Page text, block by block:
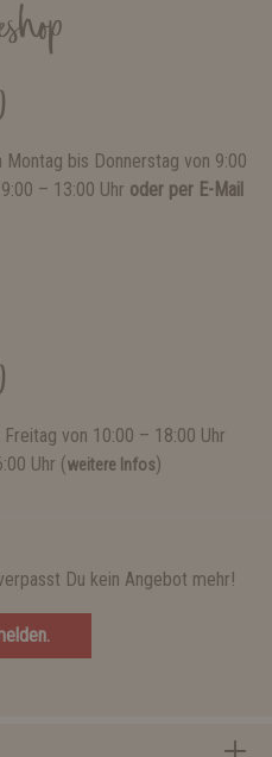
bis Donnerstag von 9:00
– 13:00 Uhr oder per E-Mail
Freitag von 10:00 – 18:00 Uhr
Uhr (weitere Infos)
Du kein Angebot mehr!